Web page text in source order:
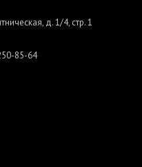
д. 1/4, стр. 1
85-64